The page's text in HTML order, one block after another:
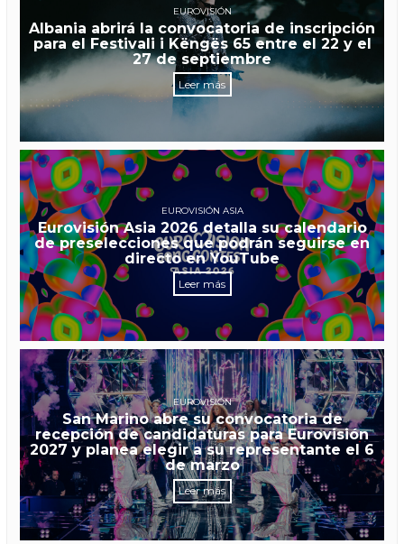
EUROVISIÓN
Albania abrirá la convocatoria de inscripción
para el Festivali i Këngës 65 entre el 22 y el
27 de septiembre
Leer más
EUROVISIÓN ASIA
Eurovisión Asia 2026 detalla su calendario
de preselecciones que podrán seguirse en
directo en YouTube
Leer más
EUROVISIÓN
San Marino abre su convocatoria de
recepción de candidaturas para Eurovisión
2027 y planea elegir a su representante el 6
de marzo
Leer más